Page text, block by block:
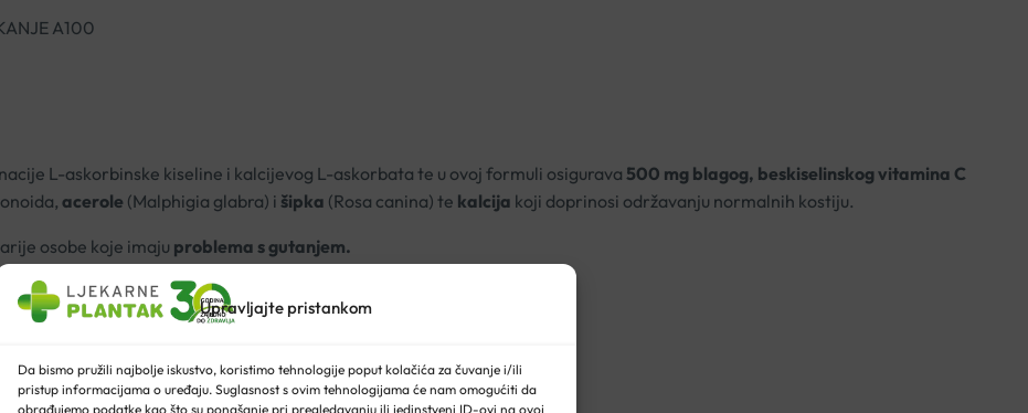
Upravljajte pristankom
Da bismo pružili najbolje iskustvo, koristimo tehnologije poput kolačića za čuvanje i/ili
pristup informacijama o uređaju. Suglasnost s ovim tehnologijama će nam omogućiti da
obrađujemo podatke kao što su ponašanje pri pregledavanju ili jedinstveni ID-ovi na ovoj
A100
L-askorbinske kiseline i kalcijevog L-askorbata te u ovoj formuli osigurava 500 mg blagog, beskiselinskog vitamina C
acerole (Malphigia glabra) i šipka (Rosa canina) te kalcija koji doprinosi održavanju normalnih kostiju.
osobe koje imaju problema s gutanjem.
kostiju, hrskavice, kože, krvnih žila te zubi i desni